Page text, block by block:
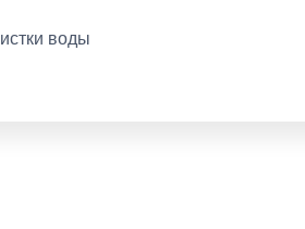
воды